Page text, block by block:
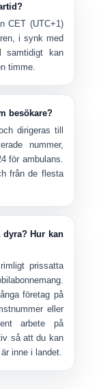
CET (UTC+1)
i synk med
kan
timme.
besökare?
dirigeras till
nummer,
för ambulans.
från de flesta
Hur kan
prissatta
företag på
eller
arbete på
så att du kan
inne i landet.